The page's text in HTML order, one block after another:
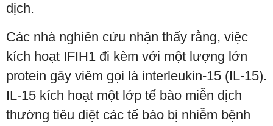
dịch.
Các nhà nghiên cứu nhận thấy rằng, việc
kích hoạt IFIH1 đi kèm với một lượng lớn
protein gây viêm gọi là interleukin-15 (IL-15).
IL-15 kích hoạt một lớp tế bào miễn dịch
thường tiêu diệt các tế bào bị nhiễm bệnh